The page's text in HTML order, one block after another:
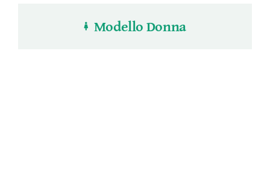
Modello Donna